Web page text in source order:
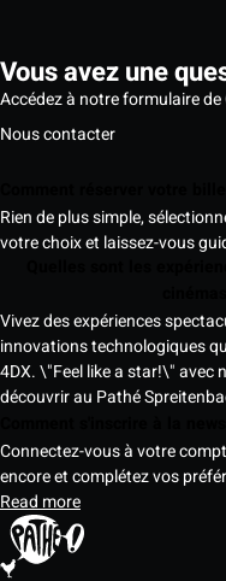
Vous avez une
Accédez à notre formulaire
Nous contacter
Rien de plus simple,
votre choix et laissez-vous
Vivez des expériences
innovations technologiques
4DX. \"Feel like a star!\" avec
découvrir au Pathé
Connectez-vous à votre
encore et complétez vos
Read more